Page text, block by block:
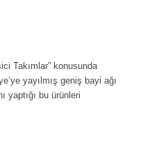
Takımlar” konusunda
yayılmış geniş bayi ağı
yaptığı bu ürünleri